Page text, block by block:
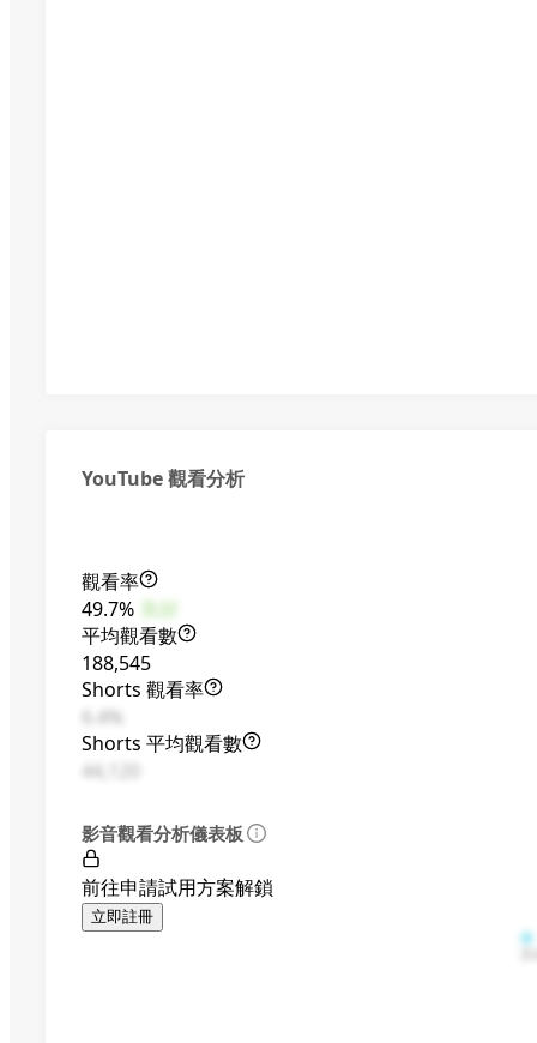
YouTube 觀看分析
觀看率
49.7% 良好
平均觀看數
188,545
Shorts 觀看率
6.4%
Shorts 平均觀看數
44,120
影音觀看分析儀表板
前往申請試用方案解鎖
立即註冊